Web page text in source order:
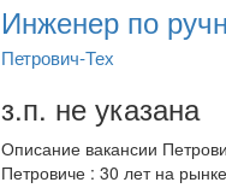
Инженер по
Петрович-Тех
з.п. не указана
Описание вакансии
Петровиче : 30 лет на